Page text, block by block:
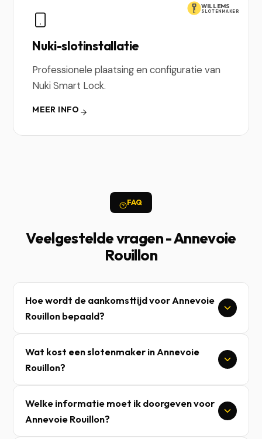
WILLEMS
SLOTENMAKER
Nuki-slotinstallatie
Professionele plaatsing en configuratie van
Nuki Smart Lock.
MEER INFO
FAQ
Veelgestelde vragen - Annevoie
Rouillon
Hoe wordt de aankomsttijd voor Annevoie
Rouillon bepaald?
Wat kost een slotenmaker in Annevoie
Rouillon?
Welke informatie moet ik doorgeven voor
Annevoie Rouillon?